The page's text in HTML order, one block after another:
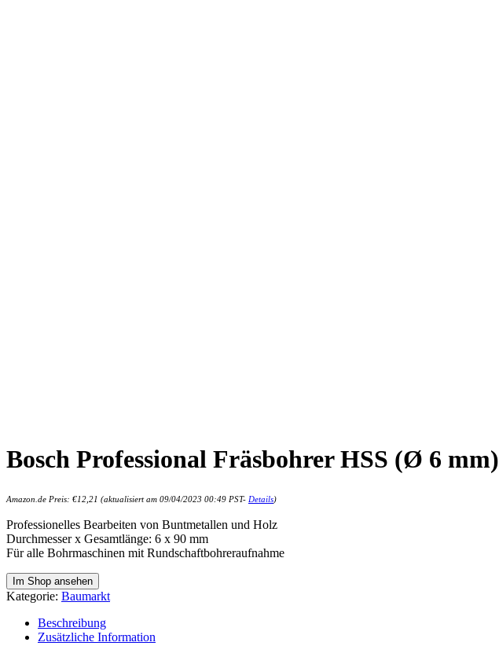
Bosch Professional Fräsbohrer HSS (Ø 6 mm)
Amazon.de Preis: €12,21 (aktualisiert am 09/04/2023 00:49 PST- Details)
Professionelles Bearbeiten von Buntmetallen und Holz
Durchmesser x Gesamtlänge: 6 x 90 mm
Für alle Bohrmaschinen mit Rundschaftbohreraufnahme
Im Shop ansehen
Kategorie: Baumarkt
Beschreibung
Zusätzliche Information